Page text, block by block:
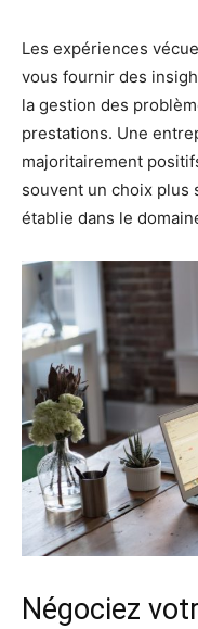
Les expériences
vous fournir des
la gestion des
prestations. Une
majoritairement
souvent un choix plus
établie dans le
Négociez